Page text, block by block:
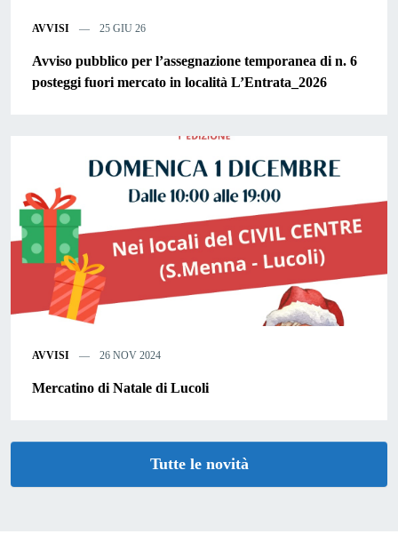
AVVISI 25 GIU 26
Avviso pubblico per l’assegnazione temporanea di n. 6
posteggi fuori mercato in località L’Entrata_2026
AVVISI 26 NOV 2024
Mercatino di Natale di Lucoli
Tutte le novità